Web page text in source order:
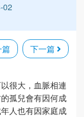
02
下一篇
很大，血脈相連
孤兒會有因何成
人也有因家庭成